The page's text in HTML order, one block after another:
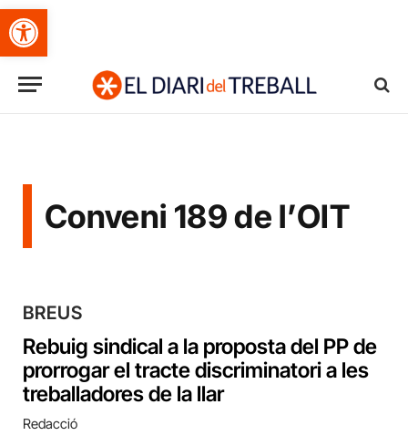
Obre la barra d'eines
Conveni 189 de l’OIT
BREUS
Rebuig sindical a la proposta del PP de
prorrogar el tracte discriminatori a les
treballadores de la llar
Redacció